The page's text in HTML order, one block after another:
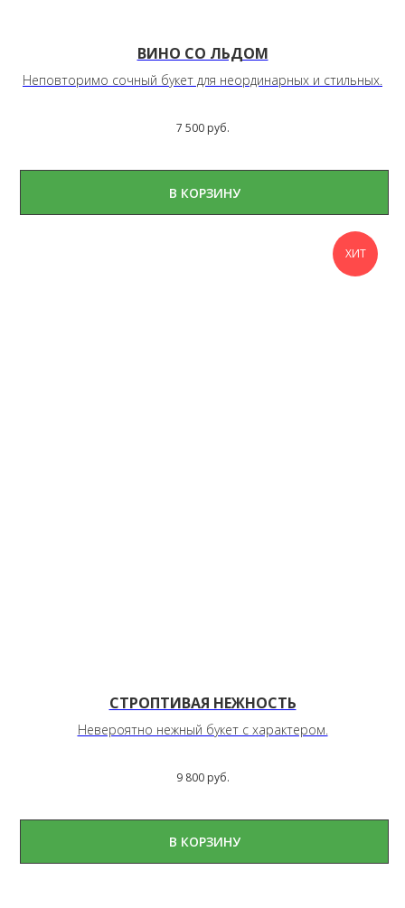
ВИНО СО ЛЬДОМ
Неповторимо сочный букет для неординарных и стильных.
7 500 руб.
В КОРЗИНУ
ХИТ
СТРОПТИВАЯ НЕЖНОСТЬ
Невероятно нежный букет с характером.
9 800 руб.
В КОРЗИНУ